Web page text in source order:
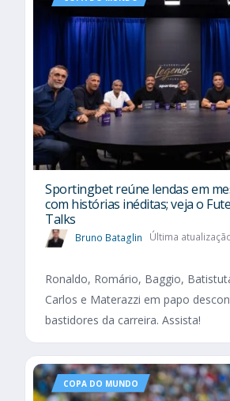
Sportingbet reúne lendas em
com histórias inéditas; veja o
Talks
Bruno Bataglin Última
Ronaldo, Romário, Baggio,
Carlos e Materazzi em papo
bastidores da carreira. Assista!
COPA DO MUNDO